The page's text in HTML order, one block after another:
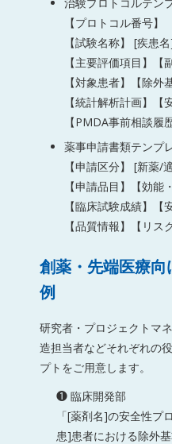
【プロトコル番号】
【試験名称】 [疾患
【主要評価項目】【
【対象患者】【除外
【統計解析計画】【
【PMDA事前相談履
薬事申請書類テンプ
【申請区分】 [新薬/
【申請品目】【効能
【臨床試験成績】【
【品質情報】【リス
創薬・先端医療向
例
研究者・プロジェクトマ
造担当者などそれぞれの
プトをご用意します。
❶ 臨床開発部
「[薬剤名]の安全性プ
患]患者における除外